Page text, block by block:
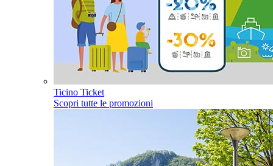
Ticino Ticket
Scopri tutte le promozioni